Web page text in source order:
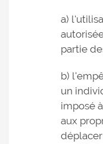
a)
partie
b)
un
imposé
aux